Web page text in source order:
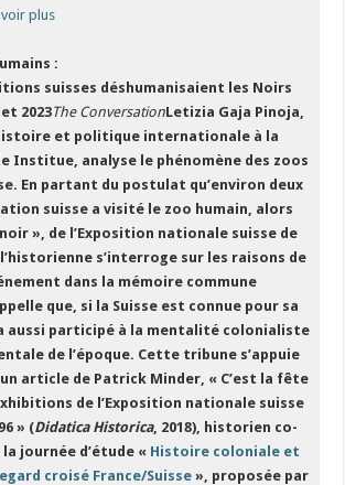
plus
:
suisses déshumanisaient les Noirs
2023The ConversationLetizia Gaja Pinoja,
et politique internationale à la
Institue, analyse le phénomène des zoos
En partant du postulat qu’environ deux
suisse a visité le zoo humain, alors
», de l’Exposition nationale suisse de
l’historienne s’interroge sur les raisons de
dans la mémoire commune
que, si la Suisse est connue pour sa
aussi participé à la mentalité colonialiste
de l’époque. Cette tribune s’appuie
article de Patrick Minder, « C’est la fête
de l’Exposition nationale suisse
» (Didatica Historica, 2018), historien co-
journée d’étude « Histoire coloniale et
croisé France/Suisse», proposée par